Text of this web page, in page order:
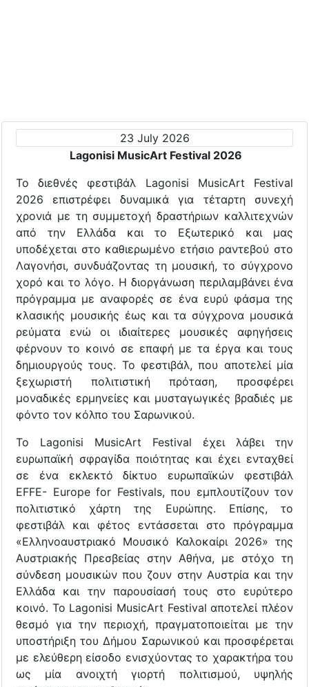
23 July 2026
Lagonisi MusicArt Festival 2026
To διεθνές φεστιβάλ Lagonisi MusicArt Festival
2026 επιστρέφει δυναμικά για τέταρτη συνεχή
χρονιά με τη συμμετοχή δραστήριων καλλιτεχνών
από την Ελλάδα και το Εξωτερικό και μας
υποδέχεται στο καθιερωμένο ετήσιο ραντεβού στο
Λαγονήσι, συνδυάζοντας τη μουσική, το σύγχρονο
χορό και το λόγο. Η διοργάνωση περιλαμβάνει ένα
πρόγραμμα με αναφορές σε ένα ευρύ φάσμα της
κλασικής μουσικής έως και τα σύγχρονα μουσικά
ρεύματα ενώ οι ιδιαίτερες μουσικές αφηγήσεις
φέρνουν το κοινό σε επαφή με τα έργα και τους
δημιουργούς τους. Το φεστιβάλ, που αποτελεί μία
ξεχωριστή πολιτιστική πρόταση, προσφέρει
μοναδικές ερμηνείες και μυσταγωγικές βραδιές με
φόντο τον κόλπο του Σαρωνικού.
Το Lagonisi MusicArt Festival έχει λάβει την
ευρωπαϊκή σφραγίδα ποιότητας και έχει ενταχθεί
σε ένα εκλεκτό δίκτυο ευρωπαϊκών φεστιβάλ
EFFE- Europe for Festivals, που εμπλουτίζουν τον
πολιτιστικό χάρτη της Ευρώπης. Επίσης, το
φεστιβάλ και φέτος εντάσσεται στο πρόγραμμα
«Ελληνοαυστριακό Μουσικό Καλοκαίρι 2026» της
Αυστριακής Πρεσβείας στην Αθήνα, με στόχο τη
σύνδεση μουσικών που ζουν στην Αυστρία και την
Ελλάδα και την παρουσίασή τους στο ευρύτερο
κοινό. Το Lagonisi MusicArt Festival αποτελεί πλέον
θεσμό για την περιοχή, πραγματοποιείται με την
υποστήριξη του Δήμου Σαρωνικού και προσφέρεται
με ελεύθερη είσοδο ενισχύοντας το χαρακτήρα του
ως μία ανοιχτή γιορτή πολιτισμού, υψηλής